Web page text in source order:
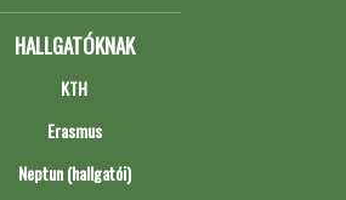
HALLGATÓKNAK
KTH
Erasmus
Neptun (hallgatói)